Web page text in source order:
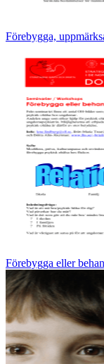
Förebygga,
Förebygga eller